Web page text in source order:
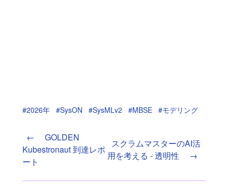
#2026年 #SysON #SysMLv2 #MBSE #モデリング
←
GOLDEN
Kubestronaut 到達レポ
ート
スクラムマスターのAI活
用を考える - 透明性
→